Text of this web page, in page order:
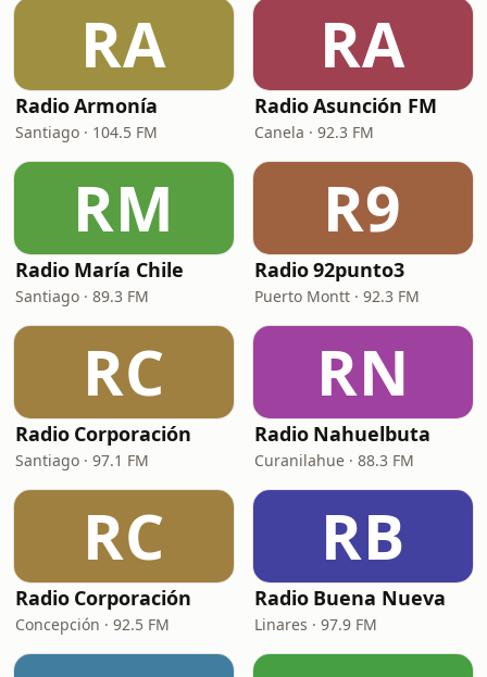
RA
Radio Armonía
Santiago · 104.5 FM
RA
Radio Asunción FM
Canela · 92.3 FM
RM
Radio María Chile
Santiago · 89.3 FM
R9
Radio 92punto3
Puerto Montt · 92.3 FM
RC
Radio Corporación
Santiago · 97.1 FM
RN
Radio Nahuelbuta
Curanilahue · 88.3 FM
RC
Radio Corporación
Concepción · 92.5 FM
RB
Radio Buena Nueva
Linares · 97.9 FM